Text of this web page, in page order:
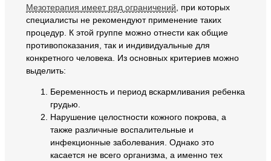
Мезотерапия имеет ряд ограничений , при которых
специалисты не рекомендуют применение таких
процедур. К этой группе можно отнести как общие
противопоказания, так и индивидуальные для
конкретного человека. Из основных критериев можно
выделить:
Беременность и период вскармливания ребенка
грудью.
Нарушение целостности кожного покрова, а
также различные воспалительные и
инфекционные заболевания. Однако это
касается не всего организма, а именно тех